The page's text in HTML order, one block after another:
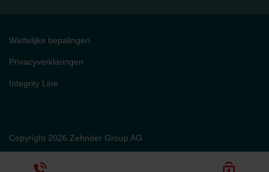
Copyright 2026 Zehnder Group AG
Wettelijke bepalingen
Privacyverklaringen
Integrity Line